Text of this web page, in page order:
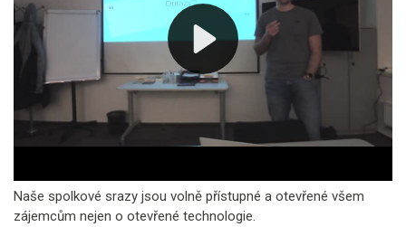
Naše spolkové srazy jsou volně přístupné a otevřené všem
zájemcům nejen o otevřené technologie.